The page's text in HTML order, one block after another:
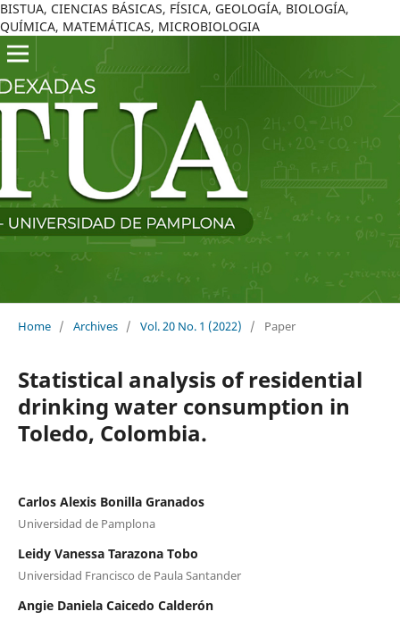
BISTUA, CIENCIAS BÁSICAS, FÍSICA, GEOLOGÍA, BIOLOGÍA,
QUÍMICA, MATEMÁTICAS, MICROBIOLOGIA
Home / Archives / Vol. 20 No. 1 (2022) / Paper
Statistical analysis of residential
drinking water consumption in
Toledo, Colombia.
Carlos Alexis Bonilla Granados
Universidad de Pamplona
Leidy Vanessa Tarazona Tobo
Universidad Francisco de Paula Santander
Angie Daniela Caicedo Calderón